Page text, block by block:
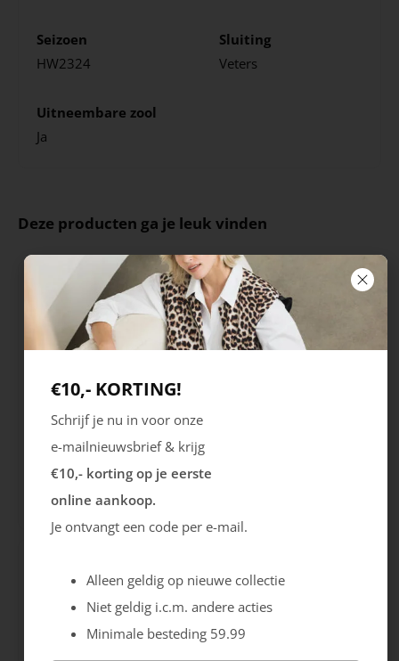
Seizoen
HW2324
Sluiting
Veters
Uitneembare zool
Ja
Deze producten ga je leuk vinden
Rieker
Cristallino
€10,- KORTING!
Schrijf je nu in voor onze
e-mailnieuwsbrief & krijg
€10,- korting op je eerste
online aankoop.
Je ontvangt een code per e-mail.
Alleen geldig op nieuwe collectie
Niet geldig i.c.m. andere acties
Minimale besteding 59.99